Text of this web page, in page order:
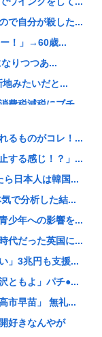
で自分が殺した...
！」→60歳...
りつつあ...
地みたいだと...
費税減税にブチ...
が頼ってる軍用...
パン」は終わっ...
戸サオリがイン...
ん死去で落語家...
落ち目なんか？...
た高崎市、...
るものがコレ！...
する感じ！？」...
ら日本人は韓国...
で分析した結...
少年への影響を...
代だった英国に...
」3兆円も支援...
ともよ」パチ●...
市早苗」 無礼...
好きなんやが